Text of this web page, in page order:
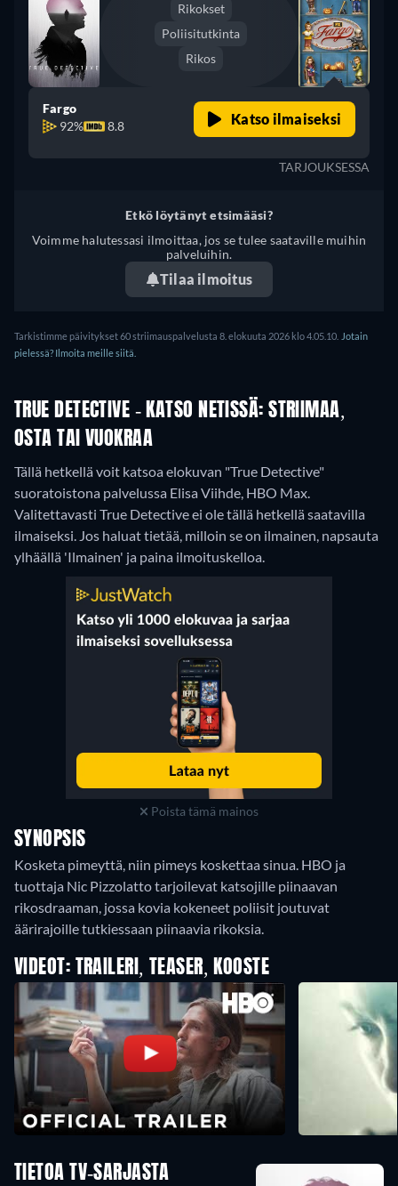
Rikokset
Poliisitutkinta
Rikos
Fargo
92%
8.8 Katso ilmaiseksi
TARJOUKSESSA
Etkö löytänyt etsimääsi?
Voimme halutessasi ilmoittaa, jos se tulee saataville muihin
palveluihin.
Tilaa ilmoitus
Tarkistimme päivitykset 60 striimauspalvelusta 8. elokuuta 2026 klo 4.05.10. Jotain
pielessä? Ilmoita meille siitä.
TRUE DETECTIVE - KATSO NETISSÄ: STRIIMAA,
OSTA TAI VUOKRAA
Tällä hetkellä voit katsoa elokuvan "True Detective"
suoratoistona palvelussa Elisa Viihde, HBO Max.
Valitettavasti True Detective ei ole tällä hetkellä saatavilla
ilmaiseksi. Jos haluat tietää, milloin se on ilmainen, napsauta
ylhäällä 'Ilmainen' ja paina ilmoituskelloa.
Poista tämä mainos
SYNOPSIS
Kosketa pimeyttä, niin pimeys koskettaa sinua. HBO ja
tuottaja Nic Pizzolatto tarjoilevat katsojille piinaavan
rikosdraaman, jossa kovia kokeneet poliisit joutuvat
äärirajoille tutkiessaan piinaavia rikoksia.
VIDEOT: TRAILERI, TEASER, KOOSTE
TIETOA TV-SARJASTA